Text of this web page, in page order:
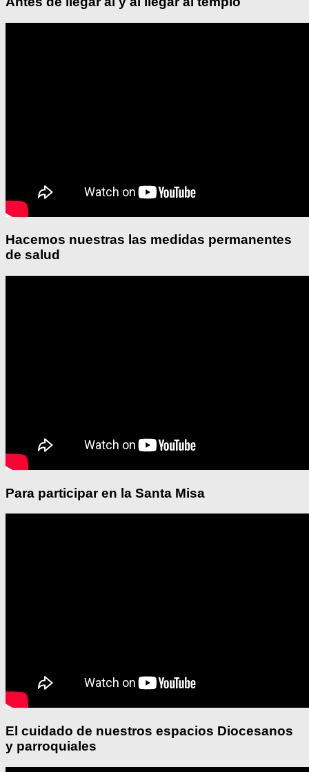
Hacemos nuestras las medidas permanentes
de salud
Para participar en la Santa Misa
El cuidado de nuestros espacios Diocesanos
y parroquiales